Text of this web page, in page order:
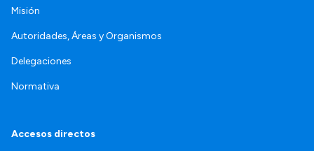
Misión
Autoridades, Áreas y Organismos
Delegaciones
Normativa
Accesos directos